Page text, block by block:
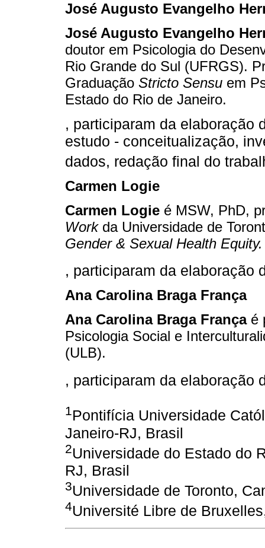
José Augusto Evangelho
José Augusto Evangelho
doutor em Psicologia do
Rio Grande do Sul (UFRGS).
Graduação Stricto Sensu em
Estado do Rio de Janeiro.
, participaram da elaboração
estudo - conceitualização,
dados, redação final do
Carmen Logie
Carmen Logie é MSW, PhD,
Workda Universidade de
Gender & Sexual Health Equity.
, participaram da elaboração
Ana Carolina Braga França
Ana Carolina Braga Françaé
Psicologia Social e
(ULB).
, participaram da elaboração
1Pontifícia Universidade
Janeiro-RJ, Brasil
2Universidade do Estado do
RJ, Brasil
3Universidade de Toronto,
4Université Libre de